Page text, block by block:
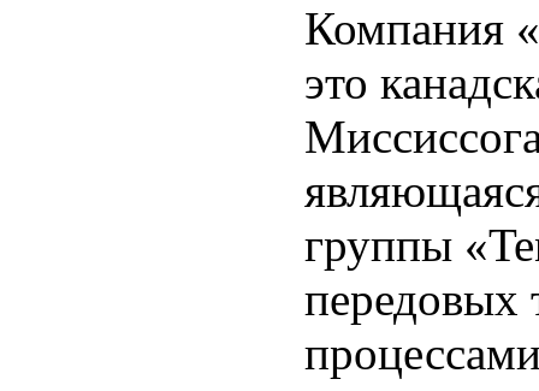
Компания
это
группы
передовых